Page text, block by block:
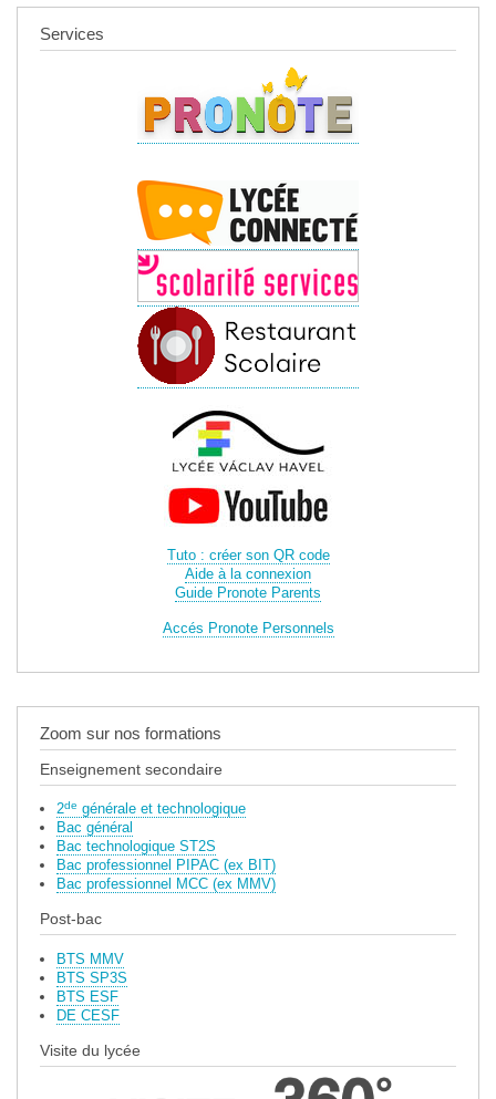
Services
Tuto : créer son QR code
Aide à la connexion
Guide Pronote Parents
Accés Pronote Personnels
Zoom sur nos formations
Enseignement secondaire
2de générale et technologique
Bac général
Bac technologique ST2S
Bac professionnel PIPAC (ex BIT)
Bac professionnel MCC (ex MMV)
Post-bac
BTS MMV
BTS SP3S
BTS ESF
DE CESF
Visite du lycée